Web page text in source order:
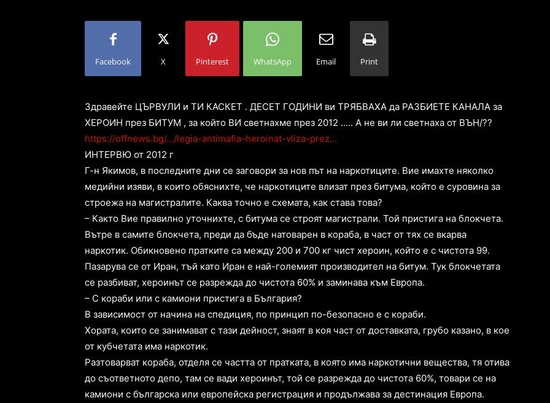
Facebook X Pinterest WhatsApp Email Print
Здравейте ЦЪРВУЛИ и ТИ КАСКЕТ . ДЕСЕТ ГОДИНИ ви ТРЯБВАХА да РАЗБИЕТЕ КАНАЛА за
ХЕРОИН през БИТУМ , за който ВИ светнахме през 2012 ….. А не ви ли светнаха от ВЪН/??
https://offnews.bg/…/legia-antimafia-heroinat-vliza-prez…
ИНТЕРВЮ от 2012 г
Г-н Якимов, в последните дни се заговори за нов път на наркотиците. Вие имахте няколко
медийни изяви, в които обяснихте, че наркотиците влизат през битума, който е суровина за
строежа на магистралите. Каква точно е схемата, как става това?
– Както Вие правилно уточнихте, с битума се строят магистрали. Той пристига на блокчета.
Вътре в самите блокчета, преди да бъде натоварен в кораба, в част от тях се вкарва
наркотик. Обикновено пратките са между 200 и 700 кг чист хероин, който е с чистота 99.
Пазарува се от Иран, тъй като Иран е най-големият производител на битум. Тук блокчетата
се разбиват, хероинът се разрежда до чистота 60% и заминава към Европа.
– С кораби или с камиони пристига в България?
В зависимост от начина на спедиция, по принцип по-безопасно е с кораби.
Хората, които се занимават с тази дейност, знаят в коя част от доставката, грубо казано, в кое
от кубчетата има наркотик.
Разтоварват кораба, отделя се частта от пратката, в която има наркотични вещества, тя отива
до съответното депо, там се вади хероинът, той се разрежда до чистота 60%, товари се на
камиони с българска или европейска регистрация и продължава за дестинация Европа.